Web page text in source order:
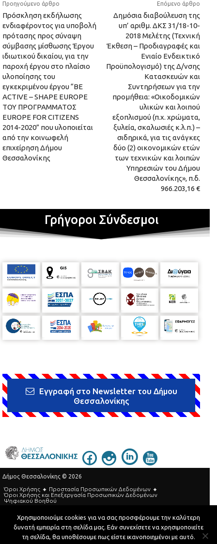
Προηγούμενο άρθρο
Πρόσκληση εκδήλωσης
ενδιαφέροντος για υποβολή
πρότασης προς σύναψη
σύμβασης μίσθωσης Έργου
ιδιωτικού δικαίου, για την
παροχή έργου στο πλαίσιο
υλοποίησης του
εγκεκριμένου έργου “BE
ACTIVE – SHAPE EUROPE
ΤΟΥ ΠΡΟΓΡΑΜΜΑΤΟΣ
EUROPE FOR CITIZENS
2014-2020” που υλοποιείται
από την κοινωφελή
επιχείρηση Δήμου
Θεσσαλονίκης
Επόμενο άρθρο
Δημόσια διαβούλευση της
υπ’ αριθμ. ΔΚΣ 31/18-10-
2018 Μελέτης (Τεχνική
Έκθεση – Προδιαγραφές και
Ενιαίο Ενδεικτικό
Προϋπολογισμό) της Δ/νσης
Κατασκευών και
Συντηρήσεων για την
προμήθεια: «Οικοδομικών
υλικών και λοιπού
εξοπλισμού (π.χ. χρώματα,
ξυλεία, σκαλωσιές κ.λ.π.) –
σιδηρικά, για τις ανάγκες
δύο (2) οικονομικών ετών
των τεχνικών και λοιπών
Υπηρεσιών του Δήμου
Θεσσαλονίκης», π.δ.
966.203,16 €
Γρήγοροι Σύνδεσμοι
Εγγραφή στο Newsletter του Δήμου
Θεσσαλονίκης
Δήμος Θεσσαλονίκης © 2026
Όροι Χρήσης
Προστασία Προσωπικών Δεδομένων
Όροι Xρήσης και Eπεξεργασία Προσωπικών Δεδομένων
Ψηφιακού Βοηθού
Τηλεφωνικός Κατάλογος
Developed by MyCompany Projects
Χρησιμοποιούμε cookies για να σας προσφέρουμε την καλύτερη
δυνατή εμπειρία στη σελίδα μας. Εάν συνεχίσετε να χρησιμοποιείτε
τη σελίδα, θα υποθέσουμε πως είστε ικανοποιημένοι με αυτό.